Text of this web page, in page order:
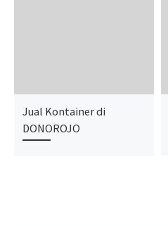
Jual Kontainer di
DONOROJO